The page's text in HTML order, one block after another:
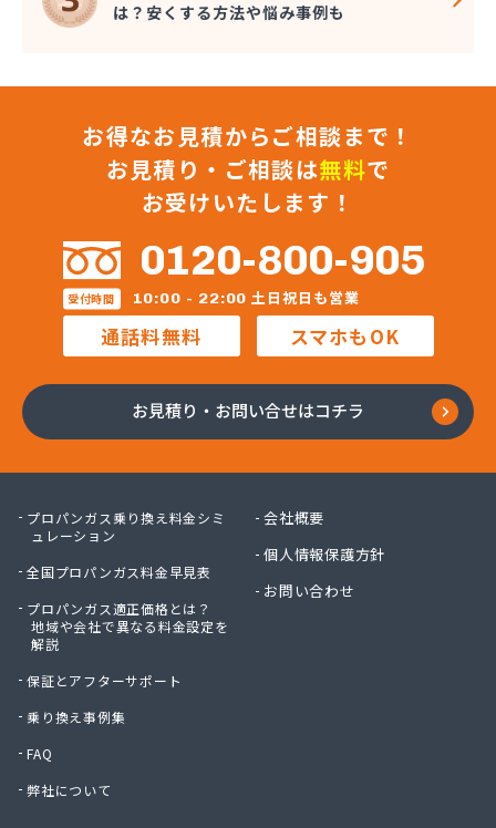
は？安くする方法や悩み事例も
お得なお見積からご相談まで！
お見積り・ご相談は無料で
お受けいたします！
0120-800-905
受付時間 10:00 - 22:00 土日祝日も営業
通話料無料 スマホもOK
お見積り・お問い合せはコチラ
プロパンガス乗り換え料金シミ
ュレーション
全国プロパンガス料金早見表
プロパンガス適正価格とは？
地域や会社で異なる料金設定を
解説
保証とアフターサポート
乗り換え事例集
FAQ
弊社について
会社概要
個人情報保護方針
お問い合わせ